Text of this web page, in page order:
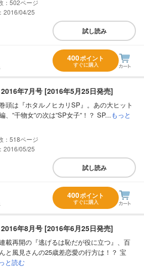
502
2016/04/25
試し読み
400ポイント
すぐに購入
年7月号 [2016年5月25日発売]
頭は『ホタルノヒカリSP』。あの大ヒット
、”干物女”の次は”SP女子”！？ SP...もっと
518
2016/05/25
試し読み
400ポイント
すぐに購入
年8月号 [2016年6月25日発売]
載再開の『逃げるは恥だが役に立つ』、百
と風見さんの25歳差恋愛の行方は！？ 宝
と読む